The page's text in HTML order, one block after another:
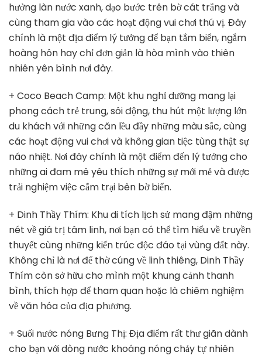
hưởng làn nước xanh, dạo bước trên bờ cát trắng và
cùng tham gia vào các hoạt động vui chơi thú vị. Đây
chính là một địa điểm lý tưởng để bạn tắm biển, ngắm
hoàng hôn hay chỉ đơn giản là hòa mình vào thiên
nhiên yên bình nơi đây.
+ Coco Beach Camp: Một khu nghỉ dưỡng mang lại
phong cách trẻ trung, sôi động, thu hút một lượng lớn
du khách với những căn lều đầy những màu sắc, cùng
các hoạt động vui chơi và không gian tiệc tùng thật sự
náo nhiệt. Nơi đây chính là một điểm đến lý tưởng cho
những ai đam mê yêu thích những sự mới mẻ và được
trải nghiệm việc cắm trại bên bờ biển.
+ Dinh Thầy Thím: Khu di tích lịch sử mang đậm những
nét về giá trị tâm linh, nơi bạn có thể tìm hiểu về truyền
thuyết cùng những kiến trúc độc đáo tại vùng đất này.
Không chỉ là nơi để thờ cúng về linh thiêng, Dinh Thầy
Thím còn sở hữu cho mình một khung cảnh thanh
bình, thích hợp để tham quan hoặc là chiêm nghiệm
về văn hóa của địa phương.
+ Suối nước nóng Bưng Thị: Địa điểm rất thư giãn dành
cho bạn với dòng nước khoáng nóng chảy tự nhiên